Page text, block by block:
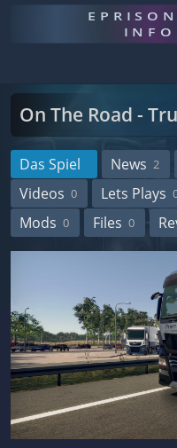
On The Road -
Das Spiel News 2
Videos 0 Lets Plays
Mods 0 Files 0